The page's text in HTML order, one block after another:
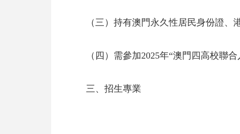
（三）持有澳門永久性居民身份證、
（四）需參加2025年“澳門四高校聯
三、招生專業